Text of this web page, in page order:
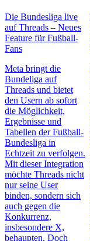
Die Bundesliga live
auf Threads – Neues
Feature für Fußball-
Fans
Meta bringt die
Bundeliga auf
Threads und bietet
den Usern ab sofort
die Möglichkeit,
Ergebnisse und
Tabellen der Fußball-
Bundesliga in
Echtzeit zu verfolgen.
Mit dieser Integration
möchte Threads nicht
nur seine User
binden, sondern sich
auch gegen die
Konkurrenz,
insbesondere X,
behaupten. Doch